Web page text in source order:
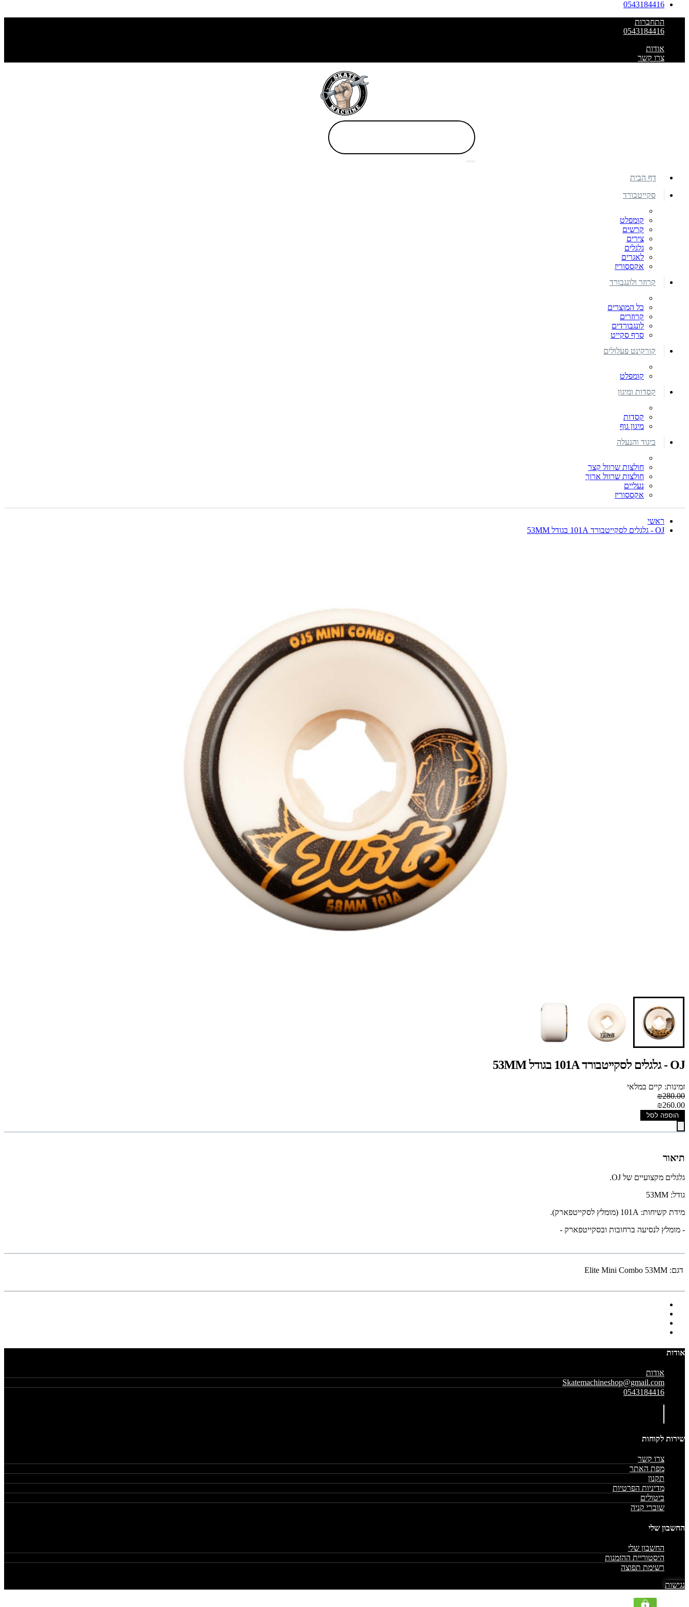
0543184416
התחברות
0543184416
אודות
צרו קשר
דף הבית
סקייטבורד
קומפלט
קרשים
צירים
גלגלים
לאגרים
אקססוריז
קרוזר ולונגבורד
כל המוצרים
קרוזרים
לונגבורדים
סרף סקייט
קורקינט פעלולים
קומפלט
קסדות ומיגון
קסדות
מיגון גוף
ביגוד והנעלה
חולצות שרוול קצר
חולצות שרוול ארוך
נעליים
אקססוריז
ראשי
OJ - גלגלים לסקייטבורד 101A בגודל 53MM
OJ - גלגלים לסקייטבורד 101A בגודל 53MM
זמינות: קיים במלאי
₪280.00
₪260.00
הוספה לסל
תיאור
גלגלים מקצועיים של OJ.
גודל: 53MM
מידת קשיחות: 101A (מומלץ לסקייטפארק).
- מומלץ לנסיעה ברחובות ובסקייטפארק -
דגם: Elite Mini Combo 53MM
אודות
אודות
Skatemachineshop@gmail.com
0543184416
שירות לקוחות
צרו קשר
מפת האתר
תקנון
מדיניות הפרטיות
ביטולים
שוברי קניה
החשבון שלי
החשבון שלי
היסטוריית ההזמנות
רשימת תפוצה
נגישות